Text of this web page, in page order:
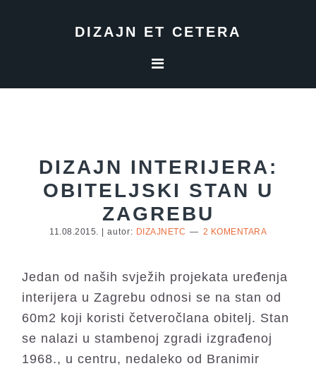
DIZAJN ET CETERA
DIZAJN INTERIJERA:
OBITELJSKI STAN U
ZAGREBU
11.08.2015. | autor: DIZAJNETC 2 KOMENTARA
Jedan od naših svježih projekata uređenja
interijera u Zagrebu odnosi se na stan od
60m2 koji koristi četveročlana obitelj. Stan
se nalazi u stambenoj zgradi izgrađenoj
1968., u centru, nedaleko od Branimir